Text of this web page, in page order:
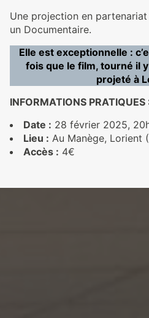
Une projection en partenariat
un Documentaire.
Elle est exceptionnelle :
fois que le film, tourné il
projeté à
INFORMATIONS PRATIQUES
Date : 28 février 2025,
Lieu : Au Manège, Lorient
Accès : 4€